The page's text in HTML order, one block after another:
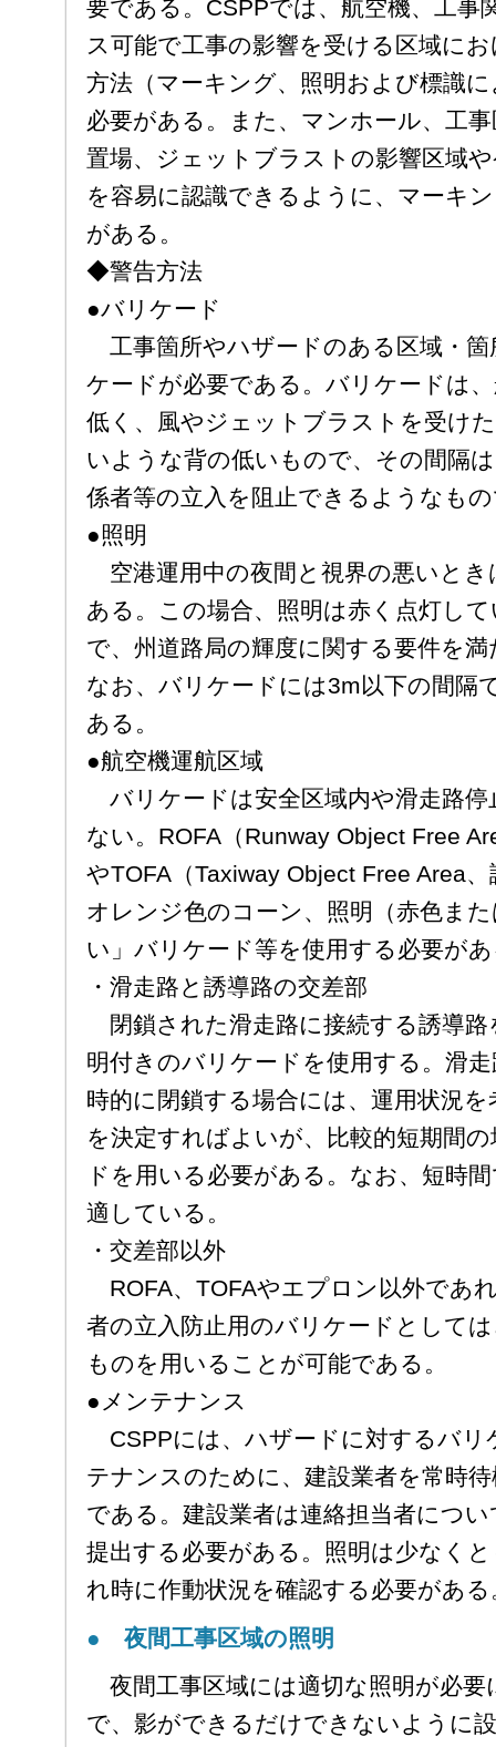
要である。CSPPでは、航空機、工事
ス可能で工事の影響を受ける区域に
方法（マーキング、照明および標識
必要がある。また、マンホール、工
置場、ジェットブラストの影響区域
を容易に認識できるように、マーキ
がある。
◆警告方法
●バリケード
工事箇所やハザードのある区域・
ケードが必要である。バリケードは
低く、風やジェットブラストを受け
いような背の低いもので、その間隔
係者等の立入を阻止できるようなも
●照明
空港運用中の夜間と視界の悪いとき
ある。この場合、照明は赤く点灯し
で、州道路局の輝度に関する要件を
なお、バリケードには3m以下の間隔
ある。
●航空機運航区域
バリケードは安全区域内や滑走路停
ない。ROFA（Runway Object Free
やTOFA（Taxiway Object Free Area
オレンジ色のコーン、照明（赤色ま
い」バリケード等を使用する必要が
・滑走路と誘導路の交差部
閉鎖された滑走路に接続する誘導
明付きのバリケードを使用する。滑
時的に閉鎖する場合には、運用状況
を決定すればよいが、比較的短期間
ドを用いる必要がある。なお、短時
適している。
・交差部以外
ROFA、TOFAやエプロン以外であ
者の立入防止用のバリケードとして
ものを用いることが可能である。
●メンテナンス
CSPPには、ハザードに対するバリ
テナンスのために、建設業者を常時
である。建設業者は連絡担当者につ
提出する必要がある。照明は少なく
れ時に作動状況を確認する必要がある
● 夜間工事区域の照明
夜間工事区域には適切な照明が必要
で、影ができるだけできないように